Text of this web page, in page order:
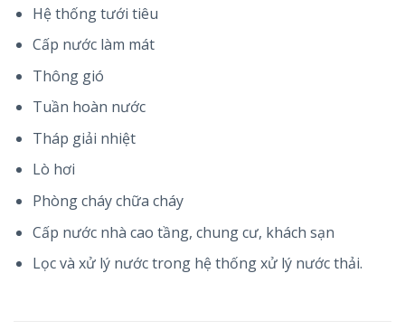
Hệ thống tưới tiêu
Cấp nước làm mát
Thông gió
Tuần hoàn nước
Tháp giải nhiệt
Lò hơi
Phòng cháy chữa cháy
Cấp nước nhà cao tầng, chung cư, khách sạn
Lọc và xử lý nước trong hệ thống xử lý nước thải.